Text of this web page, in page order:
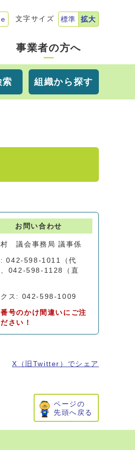
文字サイズ 標準 拡大
事業者の方へ
組織から探す
お問い合わせ
村 議会事務局 議事係
: 042-598-1011（代
、042-598-1128（直
クス: 042-598-1009
号のかけ間違いにご注
さい！
X（旧Twitter）でシェア
ページの
先頭へ戻る